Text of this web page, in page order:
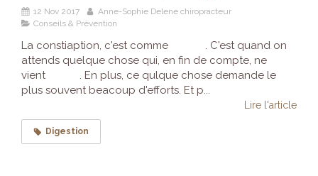
12 Nov 2017
Anne-Sophie Delene chiropracteur
Conseils & Prévention
La constiaption, c'est comme . C'est quand on
attends quelque chose qui, en fin de compte, ne
vient . En plus, ce qulque chose demande le
plus souvent beacoup d'efforts. Et p...
Lire l'article
Digestion